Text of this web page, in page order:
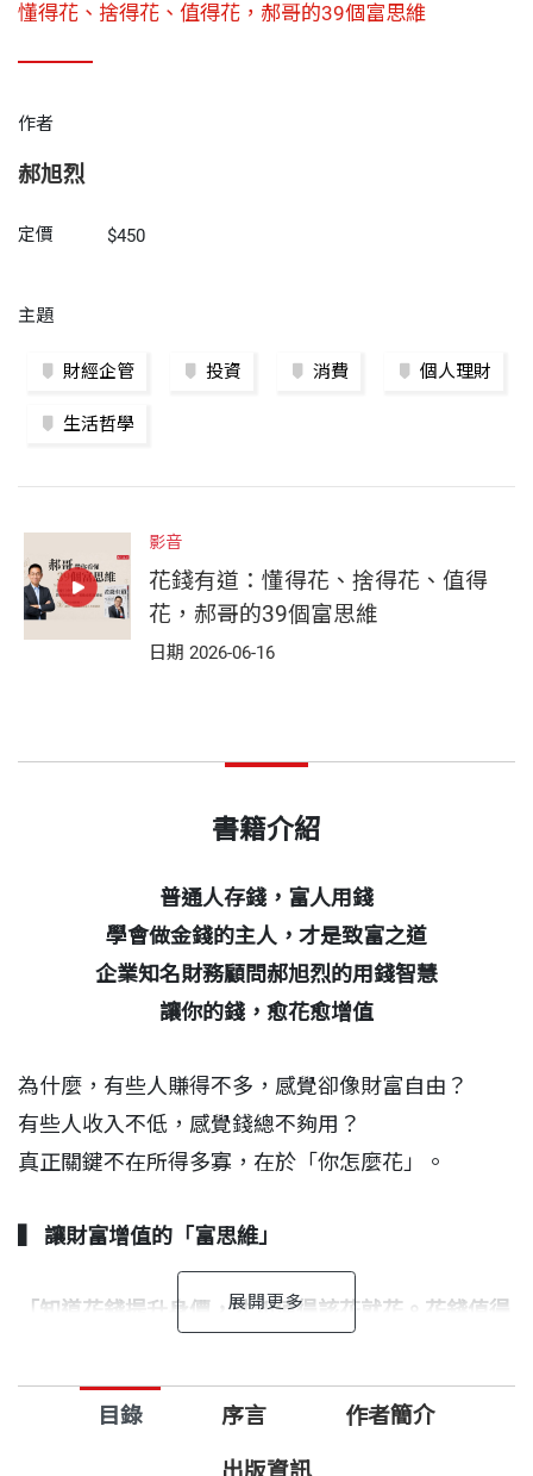
懂得花、捨得花、值得花，郝哥的39個富思維
作者
郝旭烈
定價 $450
主題
財經企管 投資 消費 個人理財
生活哲學
影音
花錢有道：懂得花、捨得花、值得
花，郝哥的39個富思維
日期 2026-06-16
書籍介紹
普通人存錢，富人用錢
學會做金錢的主人，才是致富之道
企業知名財務顧問郝旭烈的用錢智慧
讓你的錢，愈花愈增值
為什麼，有些人賺得不多，感覺卻像財富自由？
有些人收入不低，感覺錢總不夠用？
真正關鍵不在所得多寡，在於「你怎麼花」。
讓財富增值的「富思維」
「知道花錢提升身價，才知值得該花就花。 花錢值得
我們以為自己在理性消費——
其實買的是焦慮、是別人眼中的自己。
目錄 序言 作者簡介
出版資訊